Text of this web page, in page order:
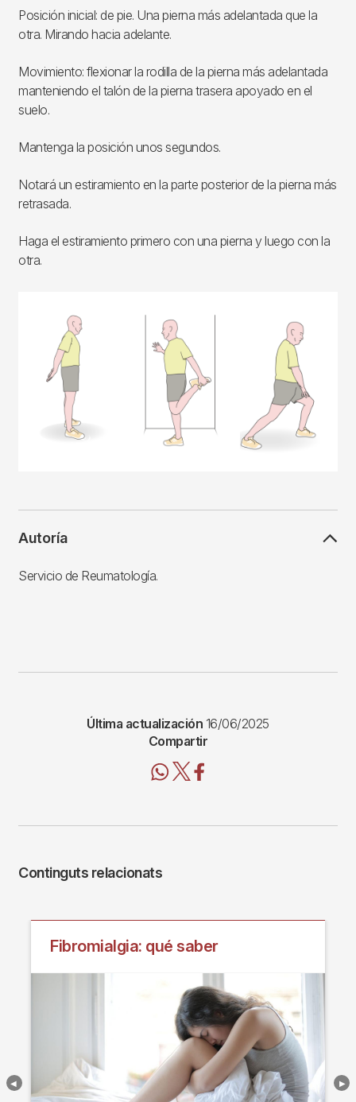
Posición inicial: de pie. Una pierna más adelantada que la
otra. Mirando hacia adelante.
Movimiento: flexionar la rodilla de la pierna más adelantada
manteniendo el talón de la pierna trasera apoyado en el
suelo.
Mantenga la posición unos segundos.
Notará un estiramiento en la parte posterior de la pierna más
retrasada.
Haga el estiramiento primero con una pierna y luego con la
otra.
Autoría
Servicio de Reumatología.
Última actualización 16/06/2025
Compartir
Continguts relacionats
Fibromialgia: qué saber